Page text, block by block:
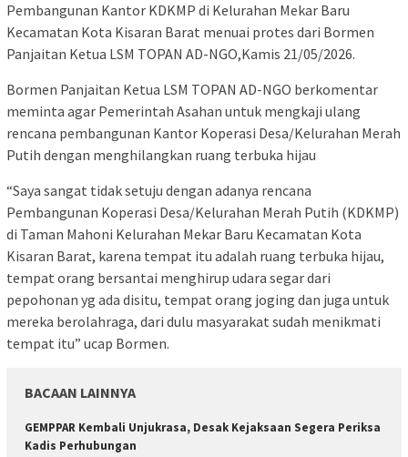
Pembangunan Kantor KDKMP di Kelurahan Mekar Baru
Kecamatan Kota Kisaran Barat menuai protes dari Bormen
Panjaitan Ketua LSM TOPAN AD-NGO,Kamis 21/05/2026.
Bormen Panjaitan Ketua LSM TOPAN AD-NGO berkomentar
meminta agar Pemerintah Asahan untuk mengkaji ulang
rencana pembangunan Kantor Koperasi Desa/Kelurahan Merah
Putih dengan menghilangkan ruang terbuka hijau
“Saya sangat tidak setuju dengan adanya rencana
Pembangunan Koperasi Desa/Kelurahan Merah Putih (KDKMP)
di Taman Mahoni Kelurahan Mekar Baru Kecamatan Kota
Kisaran Barat, karena tempat itu adalah ruang terbuka hijau,
tempat orang bersantai menghirup udara segar dari
pepohonan yg ada disitu, tempat orang joging dan juga untuk
mereka berolahraga, dari dulu masyarakat sudah menikmati
tempat itu” ucap Bormen.
BACAAN LAINNYA
GEMPPAR Kembali Unjukrasa, Desak Kejaksaan Segera Periksa
Kadis Perhubungan